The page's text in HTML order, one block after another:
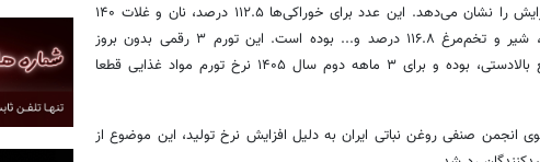
خوراکی‌ها و آشامیدنی‌ها ۱۱۳.۸ درصد افزایش را نشان می‌دهد. این عدد برای خوراکی‌ها ۱۱۲.۵ درصد، نان و غلات ۱۴۰
درصد، روغن و چربی‌ها ۲۱۹ درصد، پنیر، شیر و تخم‌مرغ ۱۱۶.۸ درصد و... بوده است. این تورم ۳ رقمی بدون بروز
پیامدهای جنگ و آسیب‌های آن به صنایع بالادستی، بوده و برای ۳ ماهه دوم سال ۱۴۰۵ نرخ تورم مواد غذایی قطعا
انجمن صنفی روغن نباتی ایران به دلیل افزایش نرخ تولید، این موضوع از